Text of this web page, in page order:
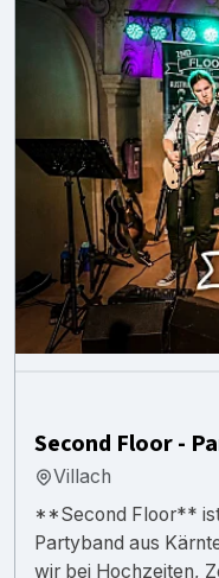
Second Floor -
Villach
**Second Floor**
Partyband aus
wir bei Hochzeiten,